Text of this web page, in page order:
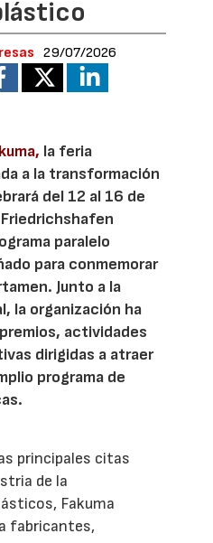
29/07/2026
la feria
a la transformación
del 12 al 16 de
paralelo
para conmemorar
Junto a la
la organización ha
actividades
dirigidas a atraer
programa de
principales citas
de la
Fakuma
fabricantes,